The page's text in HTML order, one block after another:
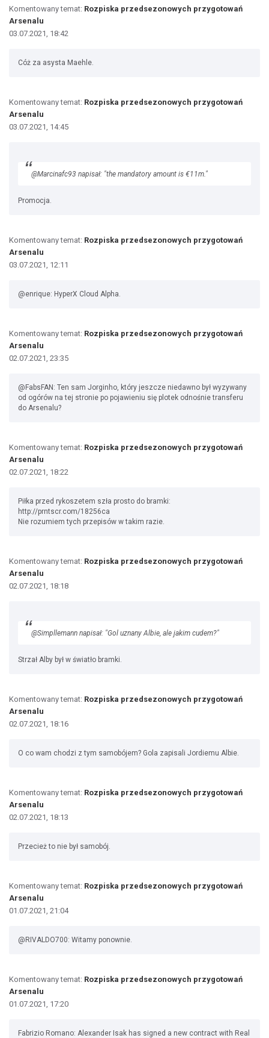
Komentowany temat: Rozpiska przedsezonowych przygotowań
Arsenalu
03.07.2021, 18:42
Cóż za asysta Maehle.
Komentowany temat: Rozpiska przedsezonowych przygotowań
Arsenalu
03.07.2021, 14:45
@Marcinafc93 napisał: "the mandatory amount is €11m."
Promocja.
Komentowany temat: Rozpiska przedsezonowych przygotowań
Arsenalu
03.07.2021, 12:11
@enrique: HyperX Cloud Alpha.
Komentowany temat: Rozpiska przedsezonowych przygotowań
Arsenalu
02.07.2021, 23:35
@FabsFAN: Ten sam Jorginho, który jeszcze niedawno był wyzywany
od ogórów na tej stronie po pojawieniu się plotek odnośnie transferu
do Arsenalu?
Komentowany temat: Rozpiska przedsezonowych przygotowań
Arsenalu
02.07.2021, 18:22
Piłka przed rykoszetem szła prosto do bramki:
http://prntscr.com/18256ca
Nie rozumiem tych przepisów w takim razie.
Komentowany temat: Rozpiska przedsezonowych przygotowań
Arsenalu
02.07.2021, 18:18
@Simpllemann napisał: "Gol uznany Albie, ale jakim cudem?"
Strzał Alby był w światło bramki.
Komentowany temat: Rozpiska przedsezonowych przygotowań
Arsenalu
02.07.2021, 18:16
O co wam chodzi z tym samobójem? Gola zapisali Jordiemu Albie.
Komentowany temat: Rozpiska przedsezonowych przygotowań
Arsenalu
02.07.2021, 18:13
Przecież to nie był samobój.
Komentowany temat: Rozpiska przedsezonowych przygotowań
Arsenalu
01.07.2021, 21:04
@RIVALDO700: Witamy ponownie.
Komentowany temat: Rozpiska przedsezonowych przygotowań
Arsenalu
01.07.2021, 17:20
Fabrizio Romano: Alexander Isak has signed a new contract with Real